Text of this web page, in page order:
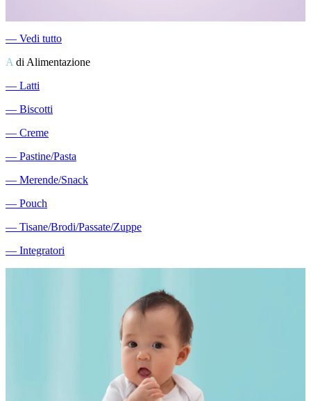
― Vedi tutto
A di Alimentazione
― Latti
― Biscotti
― Creme
― Pastine/Pasta
― Merende/Snack
― Pouch
― Tisane/Brodi/Passate/Zuppe
― Integratori